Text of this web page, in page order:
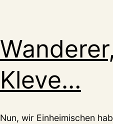
Kleve…
Nun, wir Einheimischen